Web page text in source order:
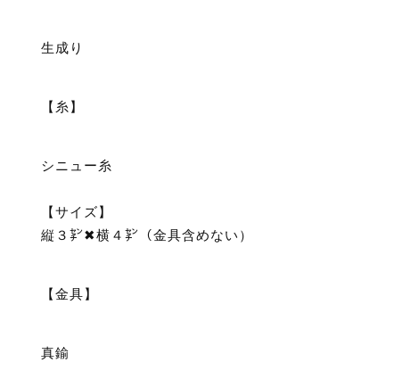
生成り
【糸】⠀
シニュー糸
【サイズ】⠀
縦３㌢✖︎横４㌢（金具含めない）
【金具】
真鍮